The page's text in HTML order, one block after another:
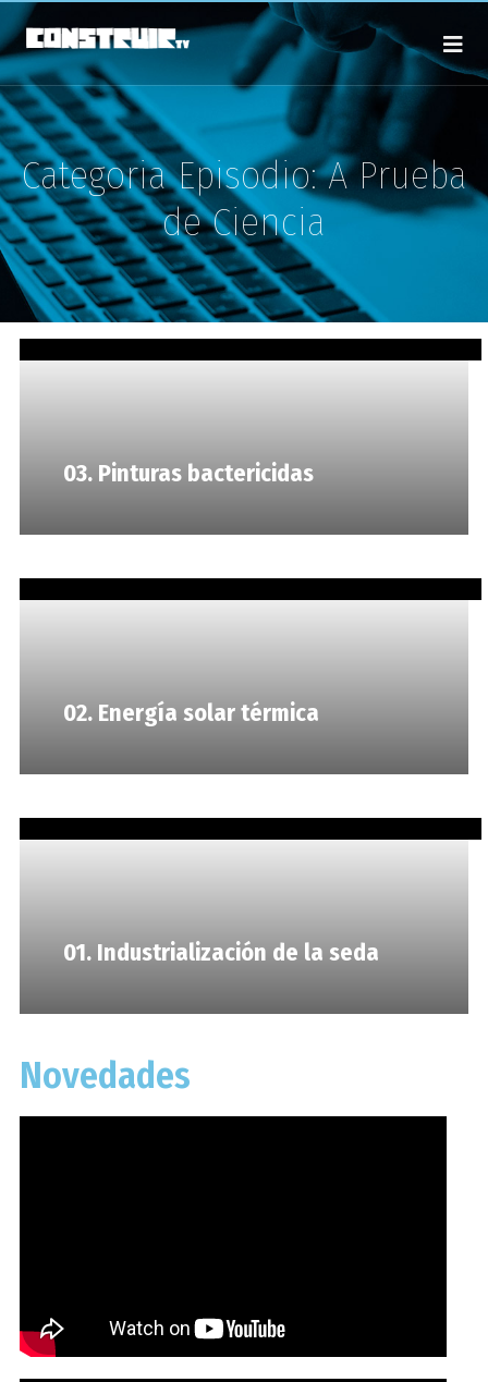
Categoria Episodio:A Prueba
de Ciencia
03. Pinturas bactericidas
02. Energía solar térmica
01. Industrialización de la seda
Novedades